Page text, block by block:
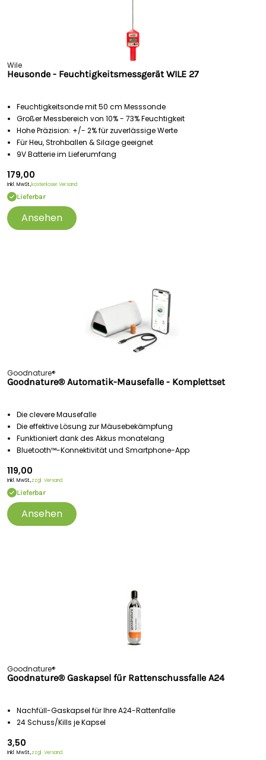
Wile
Heusonde - Feuchtigkeitsmessgerät WILE 27
Feuchtigkeitsonde mit 50 cm Messsonde
Großer Messbereich von 10% - 73% Feuchtigkeit
Hohe Präzision: +/- 2% für zuverlässige Werte
Für Heu, Strohballen & Silage geeignet
9V Batterie im Lieferumfang
179,00
Inkl. MwSt.,kostenloser Versand
Lieferbar
Ansehen
Goodnature®
Goodnature® Automatik-Mausefalle - Komplettset
Die clevere Mausefalle
Die effektive Lösung zur Mäusebekämpfung
Funktioniert dank des Akkus monatelang
Bluetooth™-Konnektivität und Smartphone-App
119,00
Inkl. MwSt.,zzgl. Versand
Lieferbar
Ansehen
Goodnature®
Goodnature® Gaskapsel für Rattenschussfalle A24
Nachfüll-Gaskapsel für Ihre A24-Rattenfalle
24 Schuss/Kills je Kapsel
3,50
Inkl. MwSt.,zzgl. Versand